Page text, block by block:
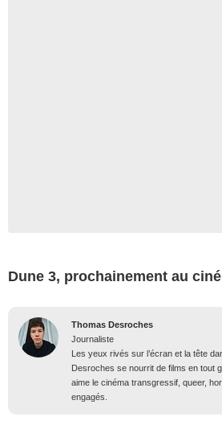
Dune 3, prochainement au
Thomas Desroches
Journaliste
Les yeux rivés sur l’écran et la tête
Desroches se nourrit de films en tout
aime le cinéma transgressif, queer,
engagés.